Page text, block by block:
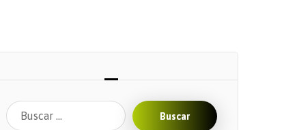
Buscar